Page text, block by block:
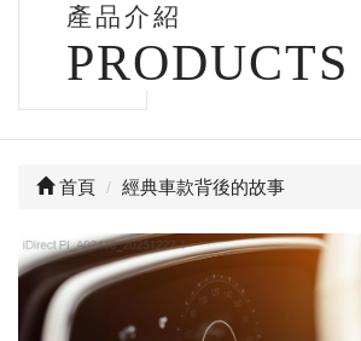
產品介紹
PRODUCTS
首頁 經典車款背後的故事